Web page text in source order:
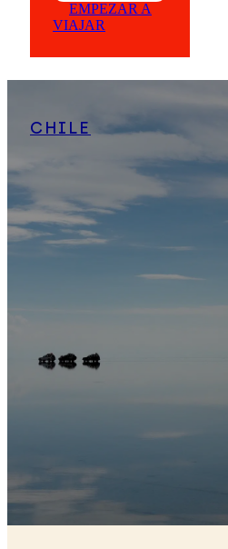
EMPEZAR A
VIAJAR
CHILE